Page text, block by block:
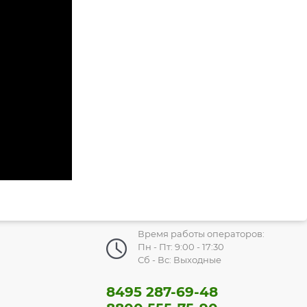
Время работы операторов:
Пн - Пт: 9:00 - 17:30
Сб - Вс: Выходные
8495 287-69-48